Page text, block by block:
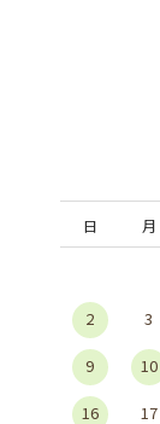
日 月
2 3
9 10
16 17